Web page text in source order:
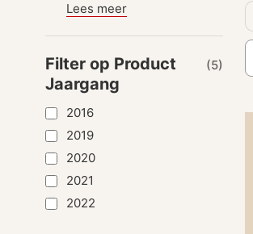
Lees meer
Filter op Product
Jaargang
(5)
2016
2019
2020
2021
2022